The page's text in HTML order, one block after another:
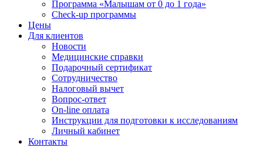
Программа «Малышам от 0 до 1 года»
Check-up программы
Цены
Для клиентов
Новости
Медицинские справки
Подарочный сертификат
Сотрудничество
Налоговый вычет
Вопрос-ответ
On-line оплата
Инструкции для подготовки к исследованиям
Личный кабинет
Контакты